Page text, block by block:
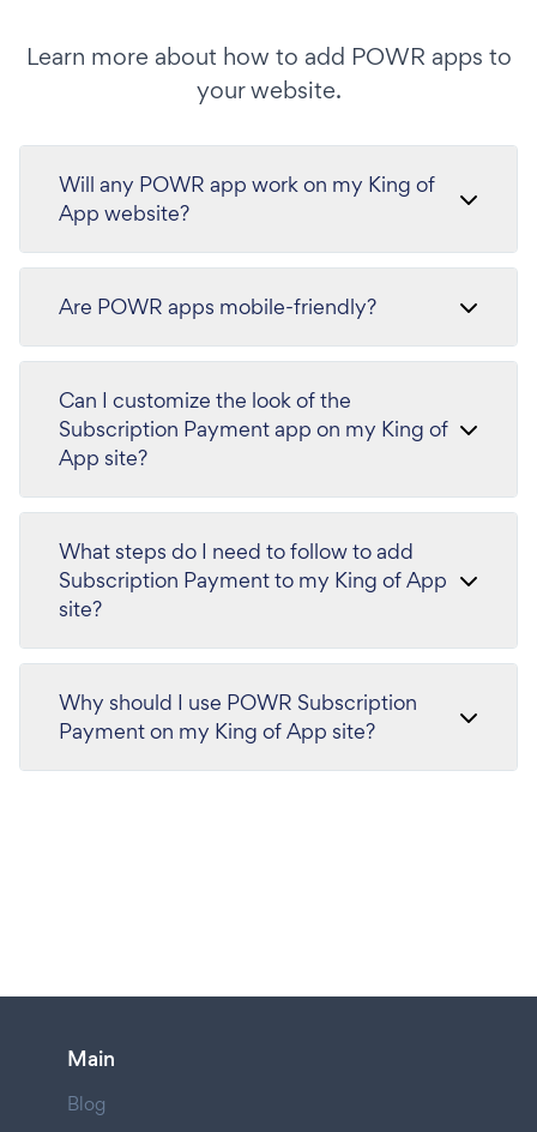
Learn more about how to add POWR apps to
your website.
Will any POWR app work on my King of
App website?
Are POWR apps mobile-friendly?
Can I customize the look of the
Subscription Payment app on my King of
App site?
What steps do I need to follow to add
Subscription Payment to my King of App
site?
Why should I use POWR Subscription
Payment on my King of App site?
Main
Blog